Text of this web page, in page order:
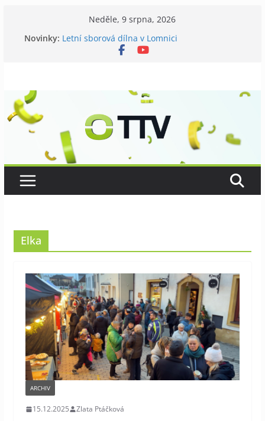
Neděle, 9 srpna, 2026
Novinky: Letní sborová dílna v Lomnici
Chovatelé si připomněli 120 let své existence
Elka
ARCHIV
15.12.2025 Zlata Ptáčková